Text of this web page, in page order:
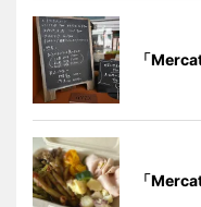
「
「